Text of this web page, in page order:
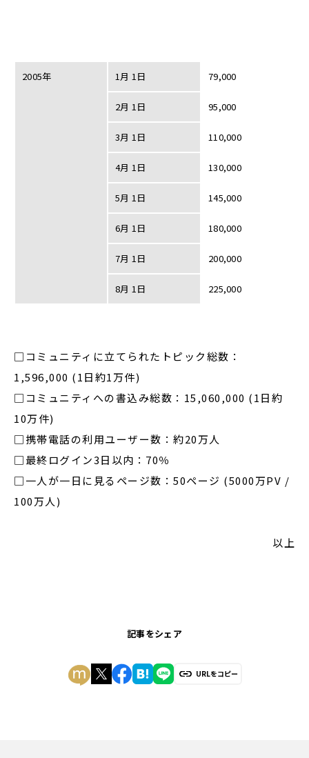
2005年 1月 1日 79,000
2月 1日 95,000
3月 1日 110,000
4月 1日 130,000
5月 1日 145,000
6月 1日 180,000
7月 1日 200,000
8月 1日 225,000
□コミュニティに立てられたトピック総数：
1,596,000 (1日約1万件)
□コミュニティへの書込み総数：15,060,000 (1日約
10万件)
□携帯電話の利用ユーザー数：約20万人
□最終ログイン3日以内：70％
□一人が一日に見るページ数：50ページ (5000万PV /
100万人)
以上
記事をシェア
URLをコピー